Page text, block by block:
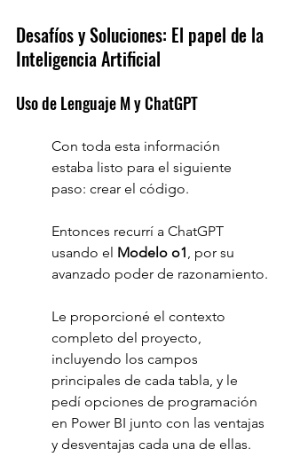
Desafíos y Soluciones: El papel de la
Inteligencia Artificial
Uso de Lenguaje M y ChatGPT
Con toda esta información
estaba listo para el siguiente
paso: crear el código.
Entonces recurrí a ChatGPT
usando el Modelo o1 , por su
avanzado poder de razonamiento.
Le proporcioné el contexto
completo del proyecto,
incluyendo los campos
principales de cada tabla, y le
pedí opciones de programación
en Power BI junto con las ventajas
y desventajas cada una de ellas.